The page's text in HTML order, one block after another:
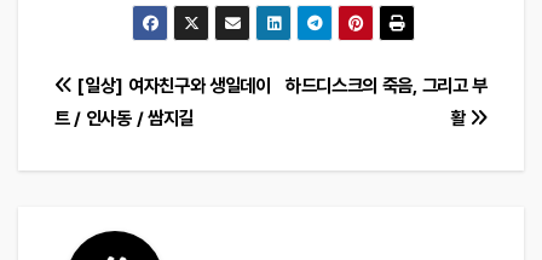
글
탐
하드디스크의 죽음, 그리고 부
활
[일상] 여자친구와 생일데이
트 / 인사동 / 쌈지길